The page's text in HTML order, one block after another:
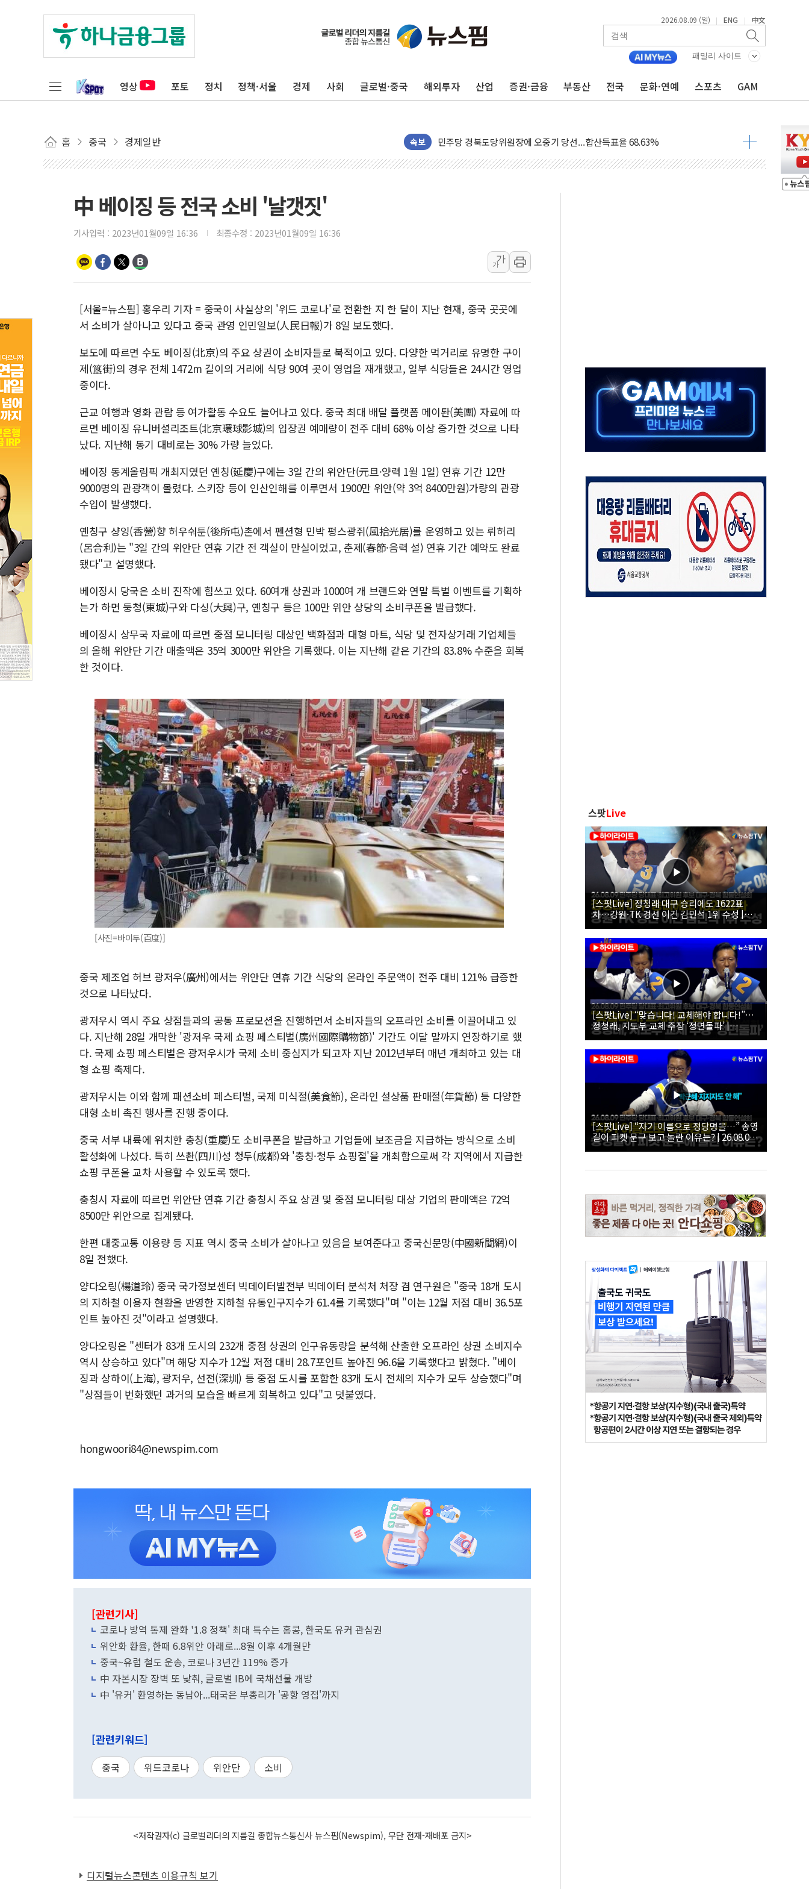
2026.08.09 (일) | ENG | 中文
패밀리 사이트
영상 포토 정치 정책·서울 경제 사회 글로벌·중국 해외투자 산업 증권·금융 부동산 전국 문화·연예 스포츠 GAM
홈 중국 경제일반 속보
125mm 폭우 쏟아진 울진...'두천~하당'·'올미골교' 차량 통행 선제 제한
평택 진위면 공장서 질식사고 발생…작업자 1명 숨져
상주 낙동강 선착장 하류서 50대 숨진 채 발견...경찰, 조사 중
[종합] 김민석, 정청래에 누적 1.48%p 차 선두 유지...金 46.01% vs 鄭 44.53%
인천서 말다툼 중 어머니 살해 10대 구속…범행 후 반려견도 죽여
김민석, 강원·대구·경북 경선서 정청래에 승리…金 48.54% vs 鄭 44.40%
[속보] 민주, 경북 경선 결과 발표...김민석 47.37% 정청래 45.71% 송영길 6.92%
정재헌 CEO, SKT 장기고객 400명 맞이…"마음 잇는 시간 되길"
최태원, 노소영에 9440억 지급 확정되나…재상고 앞두고 막판 셈법
하나금융, 명동 소상공인에 '행복상자' 전달
인천시 광복절 현수막 '태극기 거꾸로' 논란…이틀만에 철거
윤준병·이해민 의원, '정부 특사'로 콜롬비아 대통령 취임식 참석
'호우·산사태 주의보' 울진 시간당 30mm 강한 비...호우 피해 없어
中 베이징 등 전국 소비 '날갯짓'
기사입력 : 2023년01월09일 16:36 최종수정 : 2023년01월09일 16:36
가
가
[서울=뉴스핌] 홍우리 기자 = 중국이 사실상의 '위드 코로나'로 전환한 지 한 달이 지난 현재, 중국 곳곳에
서 소비가 살아나고 있다고 중국 관영 인민일보(人民日報)가 8일 보도했다.
보도에 따르면 수도 베이징(北京)의 주요 상권이 소비자들로 북적이고 있다. 다양한 먹거리로 유명한 구이
제(簋街)의 경우 전체 1472m 길이의 거리에 식당 90여 곳이 영업을 재개했고, 일부 식당들은 24시간 영업
중이다.
근교 여행과 영화 관람 등 여가활동 수요도 늘어나고 있다. 중국 최대 배달 플랫폼 메이퇀(美團) 자료에 따
르면 베이징 유니버셜리조트(北京環球影城)의 입장권 예매량이 전주 대비 68% 이상 증가한 것으로 나타
났다. 지난해 동기 대비로는 30% 가량 늘었다.
베이징 동계올림픽 개최지였던 옌칭(延慶)구에는 3일 간의 위안단(元旦·양력 1월 1일) 연휴 기간 12만
9000명의 관광객이 몰렸다. 스키장 등이 인산인해를 이루면서 1900만 위안(약 3억 8400만원)가량의 관광
수입이 발생했다.
옌칭구 샹잉(香營)향 허우숴툰(後所屯)촌에서 펜션형 민박 펑스광쥐(風拾光居)를 운영하고 있는 뤼허리
(呂合利)는 "3일 간의 위안단 연휴 기간 전 객실이 만실이었고, 춘제(春節·음력 설) 연휴 기간 예약도 완료
됐다"고 설명했다.
베이징시 당국은 소비 진작에 힘쓰고 있다. 60여개 상권과 1000여 개 브랜드와 연말 특별 이벤트를 기획하
는가 하면 둥청(東城)구와 다싱(大興)구, 옌칭구 등은 100만 위안 상당의 소비쿠폰을 발급했다.
베이징시 상무국 자료에 따르면 중점 모니터링 대상인 백화점과 대형 마트, 식당 및 전자상거래 기업체들
의 올해 위안단 기간 매출액은 35억 3000만 위안을 기록했다. 이는 지난해 같은 기간의 83.8% 수준을 회복
한 것이다.
[사진=바이두(百度)]
중국 제조업 허브 광저우(廣州)에서는 위안단 연휴 기간 식당의 온라인 주문액이 전주 대비 121% 급증한
것으로 나타났다.
광저우시 역시 주요 상점들과의 공동 프로모션을 진행하면서 소비자들의 오프라인 소비를 이끌어내고 있
다. 지난해 28일 개막한 '광저우 국제 쇼핑 페스티벌(廣州國際購物節)' 기간도 이달 말까지 연장하기로 했
다. 국제 쇼핑 페스티벌은 광저우시가 국제 소비 중심지가 되고자 지난 2012년부터 매년 개최하고 있는 대
형 쇼핑 축제다.
광저우시는 이와 함께 패션소비 페스티벌, 국제 미식절(美食節), 온라인 설상품 판매절(年貨節) 등 다양한
대형 소비 촉진 행사를 진행 중이다.
중국 서부 내륙에 위치한 충칭(重慶)도 소비쿠폰을 발급하고 기업들에 보조금을 지급하는 방식으로 소비
활성화에 나섰다. 특히 쓰촨(四川)성 청두(成都)와 '충칭·청두 쇼핑절'을 개최함으로써 각 지역에서 지급한
쇼핑 쿠폰을 교차 사용할 수 있도록 했다.
충칭시 자료에 따르면 위안단 연휴 기간 충칭시 주요 상권 및 중점 모니터링 대상 기업의 판매액은 72억
8500만 위안으로 집계됐다.
한편 대중교통 이용량 등 지표 역시 중국 소비가 살아나고 있음을 보여준다고 중국신문망(中國新聞網)이
8일 전했다.
양다오링(楊道玲) 중국 국가정보센터 빅데이터발전부 빅데이터 분석처 처장 겸 연구원은 "중국 18개 도시
의 지하철 이용자 현황을 반영한 지하철 유동인구지수가 61.4를 기록했다"며 "이는 12월 저점 대비 36.5포
인트 높아진 것"이라고 설명했다.
양다오링은 "센터가 83개 도시의 232개 중점 상권의 인구유동량을 분석해 산출한 오프라인 상권 소비지수
역시 상승하고 있다"며 해당 지수가 12월 저점 대비 28.7포인트 높아진 96.6을 기록했다고 밝혔다. "베이
징과 상하이(上海), 광저우, 선전(深圳) 등 중점 도시를 포함한 83개 도시 전체의 지수가 모두 상승했다"며
"상점들이 번화했던 과거의 모습을 빠르게 회복하고 있다"고 덧붙였다.
hongwoori84@newspim.com
[관련기사]
코로나 방역 통제 완화 '1.8 정책' 최대 특수는 홍콩, 한국도 유커 관심권
위안화 환율, 한때 6.8위안 아래로...8월 이후 4개월만
중국~유럽 철도 운송, 코로나 3년간 119% 증가
中 자본시장 장벽 또 낮춰, 글로벌 IB에 국채선물 개방
中 '유커' 환영하는 동남아...태국은 부총리가 '공항 영접'까지
[관련키워드]
중국 위드코로나 위안단 소비
<저작권자(c) 글로벌리더의 지름길 종합뉴스통신사 뉴스핌(Newspim), 무단 전재-재배포 금지>
디지털뉴스콘텐츠 이용규칙 보기
스팟Live
[스팟Live] 정청래 대구 승리에도 1622표
차…강원·TK 경선 이긴 김민석 1위 수성 |
26.08.09 더불어민주당 당대표·최고위원 후
보 대구·경북 합동연설회
[스팟Live] “맞습니다! 교체해야 합니다!”…
정청래, 지도부 교체 주장 ‘정면돌파’ |
26.08.09 더불어민주당 당대표·최고위원 후
보 대구·경북 합동연설회
[스팟Live] “자기 이름으로 정당명을…” 송영
길이 피켓 문구 보고 놀란 이유는? | 26.08.09
더불어민주당 당대표·최고위원 후보 대구·경